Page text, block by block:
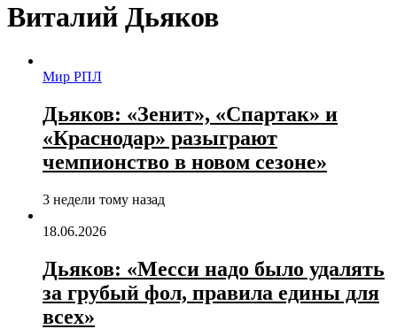
Виталий Дьяков
Мир РПЛ
Дьяков: «Зенит», «Спартак» и
«Краснодар» разыграют
чемпионство в новом сезоне»
3 недели тому назад
18.06.2026
Дьяков: «Месси надо было удалять
за грубый фол, правила едины для
всех»